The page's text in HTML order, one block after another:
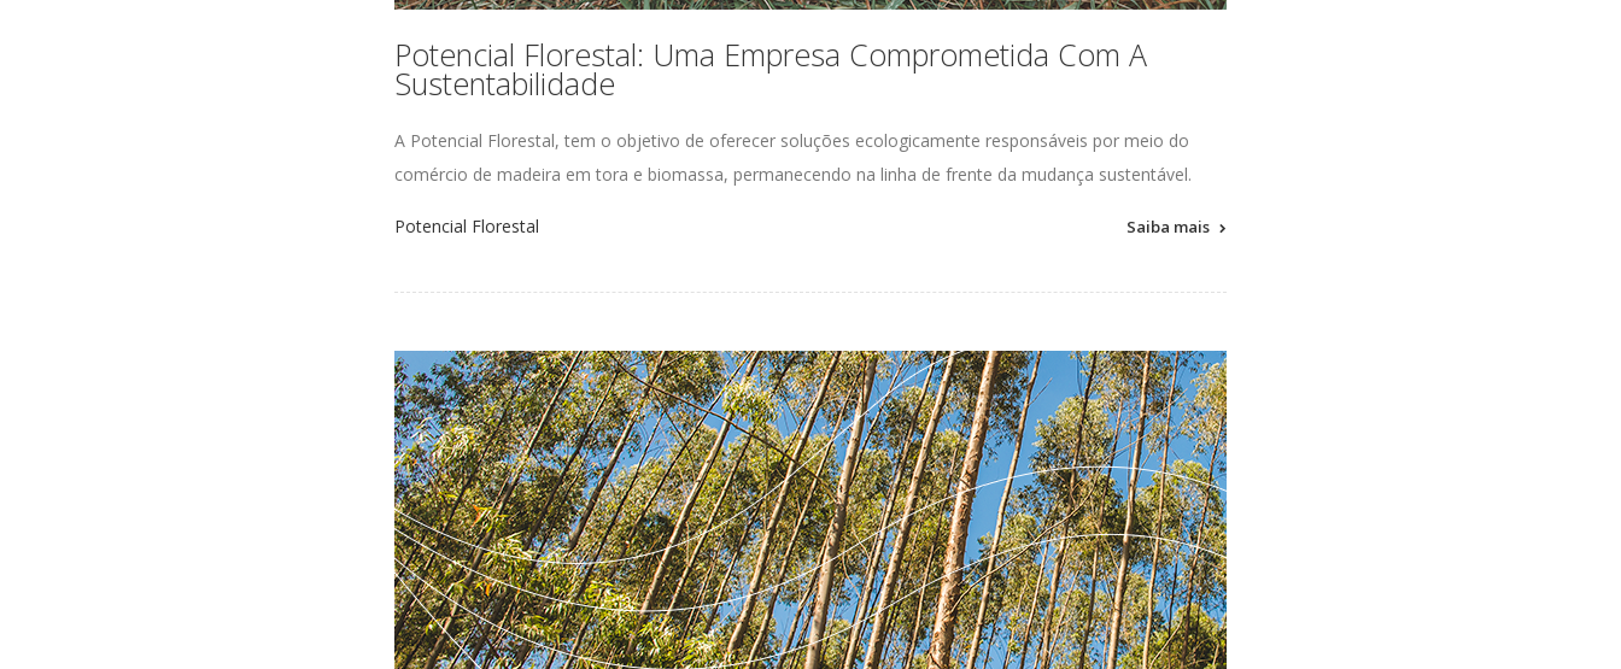
Potencial Florestal: Uma Empresa Comprometida Com A
Sustentabilidade
A Potencial Florestal, tem o objetivo de oferecer soluções ecologicamente responsáveis por meio do
comércio de madeira em tora e biomassa, permanecendo na linha de frente da mudança sustentável.
Potencial Florestal Saiba mais